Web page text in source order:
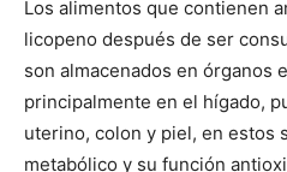
Los alimentos que contienen
licopeno después de ser
son almacenados en órganos
principalmente en el hígado,
uterino, colon y piel, en estos
metabólico y su función